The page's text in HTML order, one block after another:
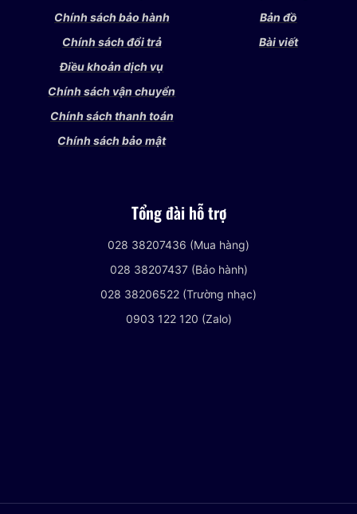
Chính sách bảo hành
Chính sách đổi trả
Điều khoản dịch vụ
Chính sách vận chuyển
Chính sách thanh toán
Chính sách bảo mật
Bản đồ
Bài viết
Tổng đài hỗ trợ
028 38207436 (Mua hàng)
028 38207437 (Bảo hành)
028 38206522 (Trường nhạc)
0903 122 120 (Zalo)